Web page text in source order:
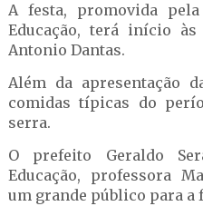
A festa, promovida
Educação, terá início
Antonio Dantas.
Além da apresentação
comidas típicas do
serra.
O prefeito Geraldo
Educação, professora
um grande público para a